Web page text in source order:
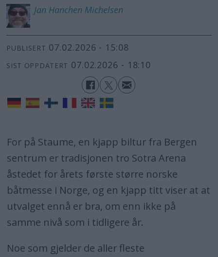
Jan Hanchen Michelsen
PUBLISERT 07.02.2026 - 15:08
SIST OPPDATERT 07.02.2026 - 18:10
For på Staume, en kjapp biltur fra Bergen
sentrum er tradisjonen tro Sotra Arena
åstedet for årets første større norske
båtmesse i Norge, og en kjapp titt viser at at
utvalget ennå er bra, om enn ikke på
samme nivå som i tidligere år.
Noe som gjelder de aller fleste